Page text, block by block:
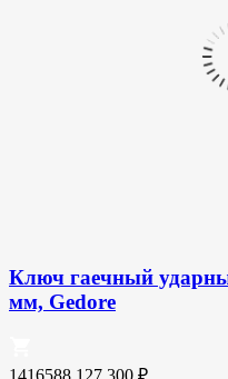
Ключ гаечный
мм, Gedore
1416588 127 300 ₽